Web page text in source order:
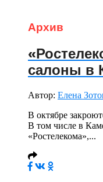
Архив
салоны в
Автор: Елена
В октябре
В том числе в
«Ростелекома»,...